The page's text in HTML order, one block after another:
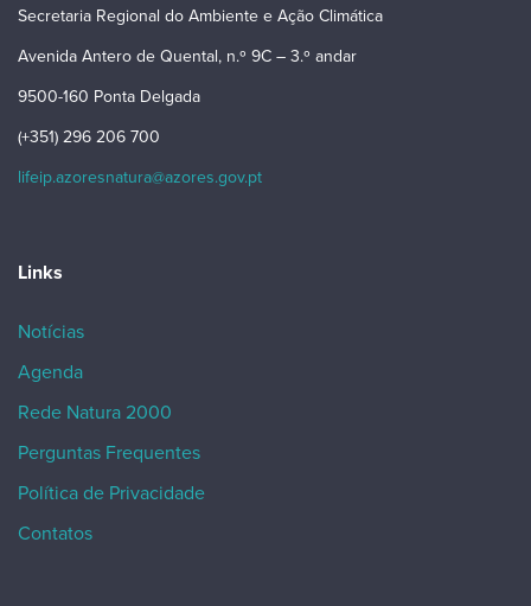
Secretaria Regional do Ambiente e Ação Climática
Avenida Antero de Quental, n.º 9C – 3.º andar
9500-160 Ponta Delgada
(+351) 296 206 700
lifeip.azoresnatura@azores.gov.pt
Links
Notícias
Agenda
Rede Natura 2000
Perguntas Frequentes
Política de Privacidade
Contatos